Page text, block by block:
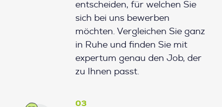
entscheiden, für welchen Sie
sich bei uns bewerben
möchten. Vergleichen Sie ganz
in Ruhe und finden Sie mit
expertum genau den Job, der
zu Ihnen passt.
03